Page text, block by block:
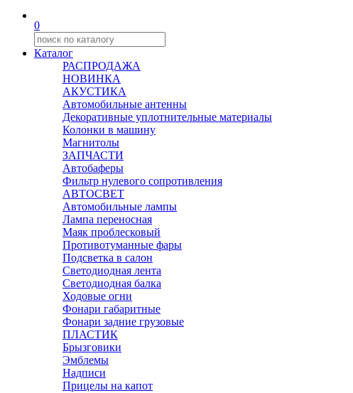
0
Каталог
РАСПРОДАЖА
НОВИНКА
АКУСТИКА
Автомобильные антенны
Декоративные уплотнительные материалы
Колонки в машину
Магнитолы
ЗАПЧАСТИ
Автобаферы
Фильтр нулевого сопротивления
АВТОСВЕТ
Автомобильные лампы
Лампа переносная
Маяк проблесковый
Противотуманные фары
Подсветка в салон
Светодиодная лента
Светодиодная балка
Ходовые огни
Фонари габаритные
Фонари задние грузовые
ПЛАСТИК
Брызговики
Эмблемы
Надписи
Прицелы на капот